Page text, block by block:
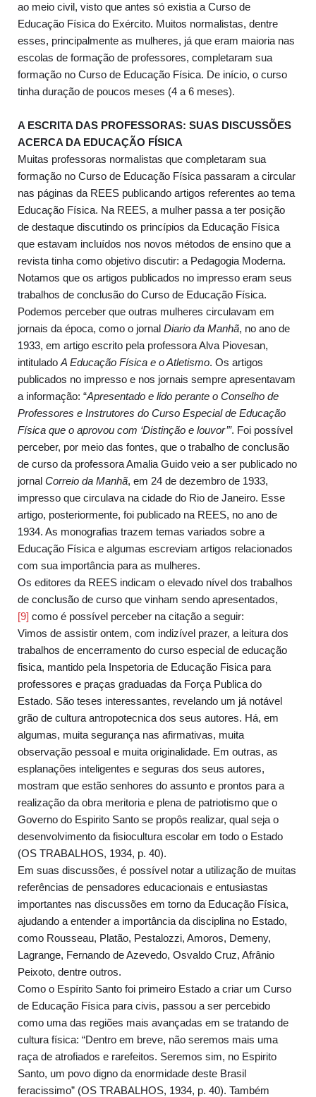
ao meio civil, visto que antes só existia a Curso de
Educação Física do Exército. Muitos normalistas, dentre
esses, principalmente as mulheres, já que eram maioria nas
escolas de formação de professores, completaram sua
formação no Curso de Educação Física. De início, o curso
tinha duração de poucos meses (4 a 6 meses).
A ESCRITA DAS PROFESSORAS: SUAS DISCUSSÕES
ACERCA DA EDUCAÇÃO FÍSICA
Muitas professoras normalistas que completaram sua
formação no Curso de Educação Física passaram a circular
nas páginas da REES publicando artigos referentes ao tema
Educação Física. Na REES, a mulher passa a ter posição
de destaque discutindo os princípios da Educação Física
que estavam incluídos nos novos métodos de ensino que a
revista tinha como objetivo discutir: a Pedagogia Moderna.
Notamos que os artigos publicados no impresso eram seus
trabalhos de conclusão do Curso de Educação Física.
Podemos perceber que outras mulheres circulavam em
jornais da época, como o jornal Diario da Manhã, no ano de
1933, em artigo escrito pela professora Alva Piovesan,
intitulado A Educação Física e o Atletismo. Os artigos
publicados no impresso e nos jornais sempre apresentavam
a informação: “Apresentado e lido perante o Conselho de
Professores e Instrutores do Curso Especial de Educação
Física que o aprovou com ‘Distinção e louvor’”. Foi possível
perceber, por meio das fontes, que o trabalho de conclusão
de curso da professora Amalia Guido veio a ser publicado no
jornal Correio da Manhã, em 24 de dezembro de 1933,
impresso que circulava na cidade do Rio de Janeiro. Esse
artigo, posteriormente, foi publicado na REES, no ano de
1934. As monografias trazem temas variados sobre a
Educação Física e algumas escreviam artigos relacionados
com sua importância para as mulheres.
Os editores da REES indicam o elevado nível dos trabalhos
de conclusão de curso que vinham sendo apresentados,
[9] como é possível perceber na citação a seguir:
Vimos de assistir ontem, com indizível prazer, a leitura dos
trabalhos de encerramento do curso especial de educação
fisica, mantido pela Inspetoria de Educação Fisica para
professores e praças graduadas da Força Publica do
Estado. São teses interessantes, revelando um já notável
grão de cultura antropotecnica dos seus autores. Há, em
algumas, muita segurança nas afirmativas, muita
observação pessoal e muita originalidade. Em outras, as
esplanações inteligentes e seguras dos seus autores,
mostram que estão senhores do assunto e prontos para a
realização da obra meritoria e plena de patriotismo que o
Governo do Espirito Santo se propôs realizar, qual seja o
desenvolvimento da fisiocultura escolar em todo o Estado
(OS TRABALHOS, 1934, p. 40).
Em suas discussões, é possível notar a utilização de muitas
referências de pensadores educacionais e entusiastas
importantes nas discussões em torno da Educação Física,
ajudando a entender a importância da disciplina no Estado,
como Rousseau, Platão, Pestalozzi, Amoros, Demeny,
Lagrange, Fernando de Azevedo, Osvaldo Cruz, Afrânio
Peixoto, dentre outros.
Como o Espírito Santo foi primeiro Estado a criar um Curso
de Educação Física para civis, passou a ser percebido
como uma das regiões mais avançadas em se tratando de
cultura física: “Dentro em breve, não seremos mais uma
raça de atrofiados e rarefeitos. Seremos sim, no Espirito
Santo, um povo digno da enormidade deste Brasil
feracissimo” (OS TRABALHOS, 1934, p. 40). Também